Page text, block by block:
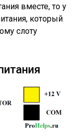
вместе, то у
который
слоту